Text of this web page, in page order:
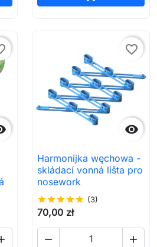

favorite_border
Harmonijka węchowa -
skládací vonná lišta pro
nosework
starstarstarstarstar (3)
70,00 zł
 